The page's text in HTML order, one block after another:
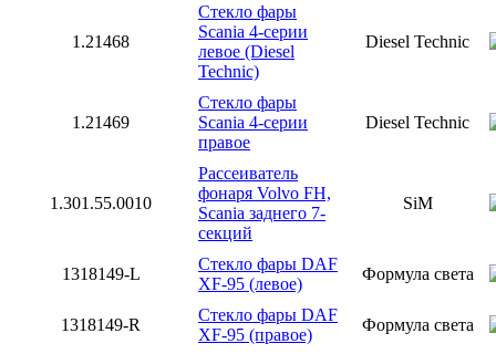
1.21468
Стекло фары
Scania 4-серии
левое (Diesel
Technic)
Diesel Technic
1.21469
Стекло фары
Scania 4-серии
правое
Diesel Technic
1.301.55.0010
Рассеиватель
фонаря Volvo FH,
Scania заднего 7-
секций
SiM
1318149-L
Стекло фары DAF
XF-95 (левое)
Формула света
1318149-R
Стекло фары DAF
XF-95 (правое)
Формула света